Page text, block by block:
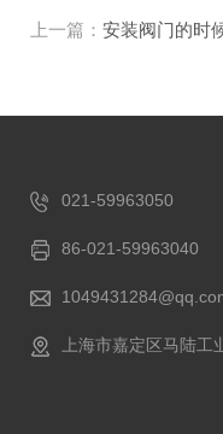
上一篇： 安装阀门的时
021-59963050
86-021-59963040
上海市嘉定区马陆工